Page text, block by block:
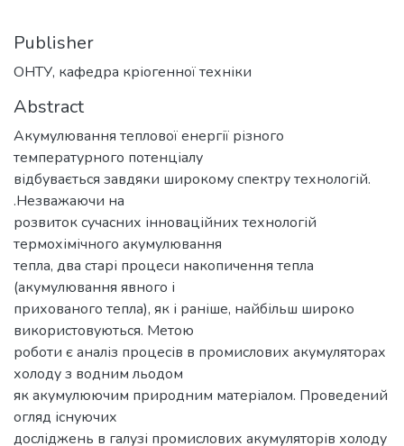
Publisher
ОНТУ, кафедра кріогенної техніки
Abstract
Акумулювання теплової енергії різного
температурного потенціалу
відбувається завдяки широкому спектру технологій.
.Незважаючи на
розвиток сучасних інноваційних технологій
термохімічного акумулювання
тепла, два старі процеси накопичення тепла
(акумулювання явного і
прихованого тепла), як і раніше, найбільш широко
використовуються. Метою
роботи є аналіз процесів в промислових акумуляторах
холоду з водним льодом
як акумулюючим природним матеріалом. Проведений
огляд існуючих
досліджень в галузі промислових акумуляторів холоду